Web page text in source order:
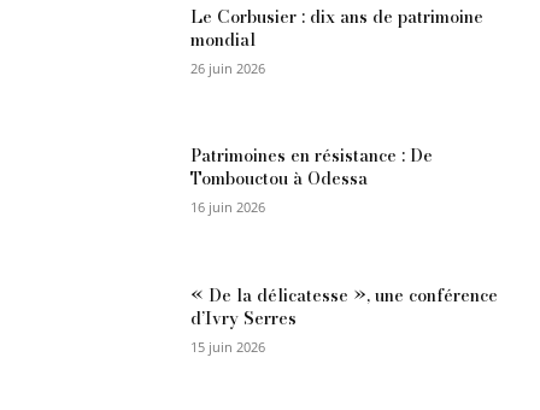
Le Corbusier : dix ans de patrimoine
mondial
26 juin 2026
Patrimoines en résistance : De
Tombouctou à Odessa
16 juin 2026
« De la délicatesse », une conférence
d’Ivry Serres
15 juin 2026